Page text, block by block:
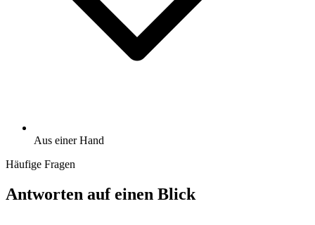
Aus einer Hand
Häufige Fragen
Antworten auf einen Blick